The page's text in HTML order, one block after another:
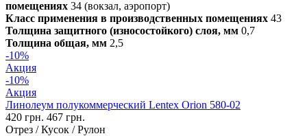
помещениях 34 (вокзал, аэропорт)
Класс применения в производственных помещениях 43
Толщина защитного (износостойкого) слоя, мм 0,7
Толщина общая, мм 2,5
-10%
Акция
-10%
Акция
Линолеум полукоммерческий Lentex Orion 580-02
420 грн. 467 грн.
Отрез / Кусок / Рулон